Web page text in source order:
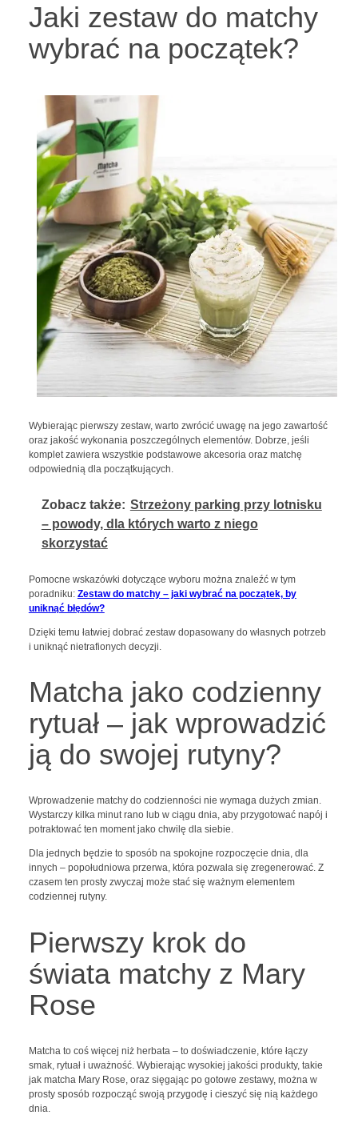
Jaki zestaw do matchy
wybrać na początek?
Wybierając pierwszy zestaw, warto zwrócić uwagę na jego zawartość
oraz jakość wykonania poszczególnych elementów. Dobrze, jeśli
komplet zawiera wszystkie podstawowe akcesoria oraz matchę
odpowiednią dla początkujących.
Zobacz także: Strzeżony parking przy lotnisku
– powody, dla których warto z niego
skorzystać
Pomocne wskazówki dotyczące wyboru można znaleźć w tym
poradniku: Zestaw do matchy – jaki wybrać na początek, by
uniknąć błędów?
Dzięki temu łatwiej dobrać zestaw dopasowany do własnych potrzeb
i uniknąć nietrafionych decyzji.
Matcha jako codzienny
rytuał – jak wprowadzić
ją do swojej rutyny?
Wprowadzenie matchy do codzienności nie wymaga dużych zmian.
Wystarczy kilka minut rano lub w ciągu dnia, aby przygotować napój i
potraktować ten moment jako chwilę dla siebie.
Dla jednych będzie to sposób na spokojne rozpoczęcie dnia, dla
innych – popołudniowa przerwa, która pozwala się zregenerować. Z
czasem ten prosty zwyczaj może stać się ważnym elementem
codziennej rutyny.
Pierwszy krok do
świata matchy z Mary
Rose
Matcha to coś więcej niż herbata – to doświadczenie, które łączy
smak, rytuał i uważność. Wybierając wysokiej jakości produkty, takie
jak matcha Mary Rose, oraz sięgając po gotowe zestawy, można w
prosty sposób rozpocząć swoją przygodę i cieszyć się nią każdego
dnia.